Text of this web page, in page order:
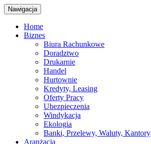
Nawigacja
Home
Biznes
Biura Rachunkowe
Doradztwo
Drukarnie
Handel
Hurtownie
Kredyty, Leasing
Oferty Pracy
Ubezpieczenia
Windykacja
Ekologia
Banki, Przelewy, Waluty, Kantory
Aranżacja